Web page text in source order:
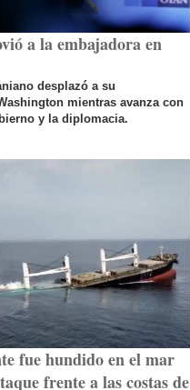
a la embajadora en
desplazó a su
mientras avanza con
y la diplomacia.
fue hundido en el mar
frente a las costas de